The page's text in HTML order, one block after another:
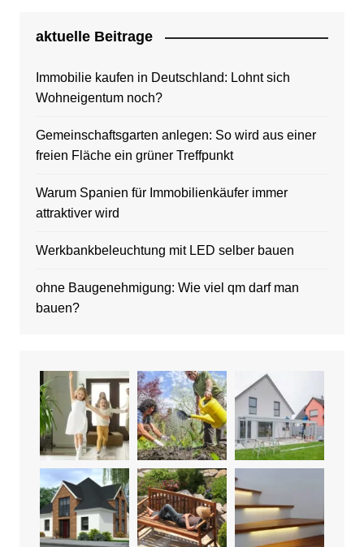
aktuelle Beitrage
Immobilie kaufen in Deutschland: Lohnt sich
Wohneigentum noch?
Gemeinschaftsgarten anlegen: So wird aus einer
freien Fläche ein grüner Treffpunkt
Warum Spanien für Immobilienkäufer immer
attraktiver wird
Werkbankbeleuchtung mit LED selber bauen
ohne Baugenehmigung: Wie viel qm darf man
bauen?